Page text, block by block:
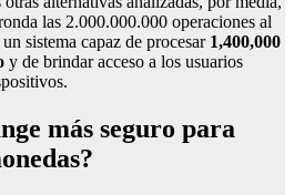
las 2.000.000.000 operaciones al
sistema capaz de procesar 1,400,000
y de brindar acceso a los usuarios
más seguro para